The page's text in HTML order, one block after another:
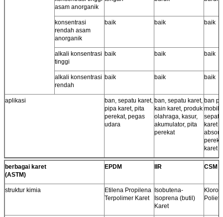
asam anorganik
konsentrasi
rendah asam
anorganik
baik baik baik
alkali konsentrasi
tinggi
baik baik baik
alkali konsentrasi
rendah
baik baik baik
aplikasi
ban, sepatu karet,
pipa karet, pita
perekat, pegas
udara
ban, sepatu karet,
kain karet, produk
olahraga, kasur,
akumulator, pita
perekat
ban
mobil
karet
karet
berbagai karet
(ASTM)
EPDM IIR CSM
struktur kimia
Etilena Propilena
Terpolimer Karet
Isobutena-
Isoprena (butil)
Karet